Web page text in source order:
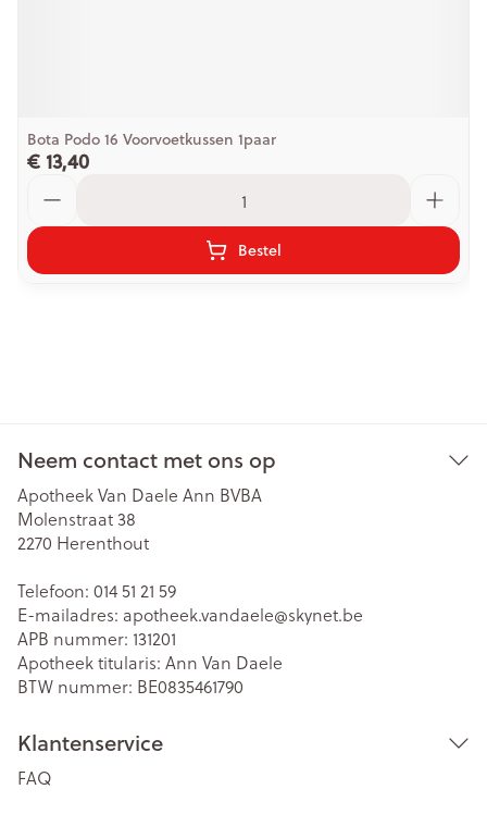
Bota Podo 16 Voorvoetkussen 1paar
€ 13,40
Bestel
Neem contact met ons op
Apotheek Van Daele Ann BVBA
Molenstraat 38
2270 Herenthout
Telefoon: 014 51 21 59
E-mailadres: apotheek.vandaele@skynet.be
APB nummer: 131201
Apotheek titularis: Ann Van Daele
BTW nummer: BE0835461790
Klantenservice
FAQ